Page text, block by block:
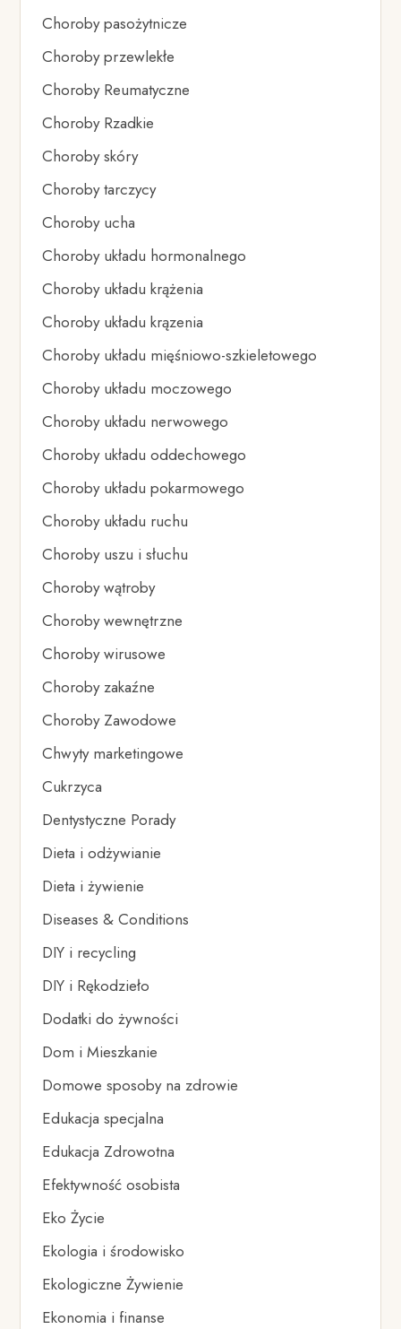
Choroby pasożytnicze
Choroby przewlekłe
Choroby Reumatyczne
Choroby Rzadkie
Choroby skóry
Choroby tarczycy
Choroby ucha
Choroby układu hormonalnego
Choroby układu krążenia
Choroby układu krązenia
Choroby układu mięśniowo-szkieletowego
Choroby układu moczowego
Choroby układu nerwowego
Choroby układu oddechowego
Choroby układu pokarmowego
Choroby układu ruchu
Choroby uszu i słuchu
Choroby wątroby
Choroby wewnętrzne
Choroby wirusowe
Choroby zakaźne
Choroby Zawodowe
Chwyty marketingowe
Cukrzyca
Dentystyczne Porady
Dieta i odżywianie
Dieta i żywienie
Diseases & Conditions
DIY i recycling
DIY i Rękodzieło
Dodatki do żywności
Dom i Mieszkanie
Domowe sposoby na zdrowie
Edukacja specjalna
Edukacja Zdrowotna
Efektywność osobista
Eko Życie
Ekologia i środowisko
Ekologiczne Żywienie
Ekonomia i finanse